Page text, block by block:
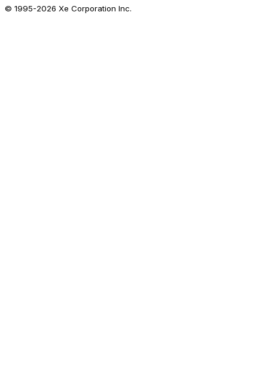
© 1995-2026 Xe Corporation Inc.